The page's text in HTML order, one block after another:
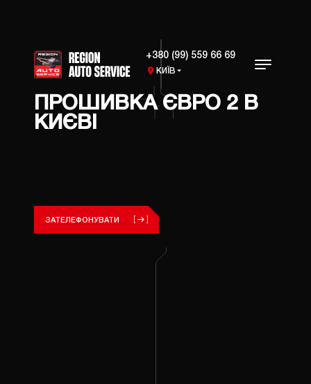
+380 (99) 559 66 69
КИЇВ
ПРОШИВКА ЄВРО 2 В
КИЄВІ
ЗАТЕЛЕФОНУВАТИ